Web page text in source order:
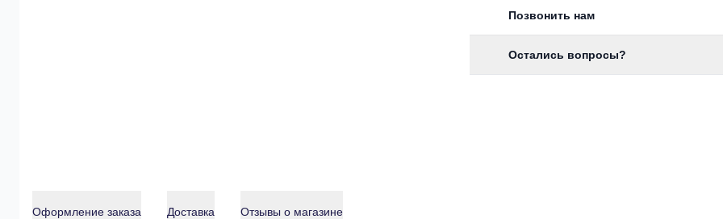
Позвонить нам
Остались вопросы?
Оформление заказа Доставка Отзывы о магазине